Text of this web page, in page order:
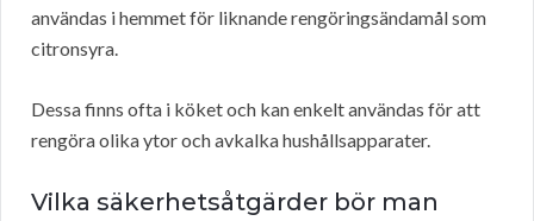
användas i hemmet för liknande rengöringsändamål som
citronsyra.
Dessa finns ofta i köket och kan enkelt användas för att
rengöra olika ytor och avkalka hushållsapparater.
Vilka säkerhetsåtgärder bör man